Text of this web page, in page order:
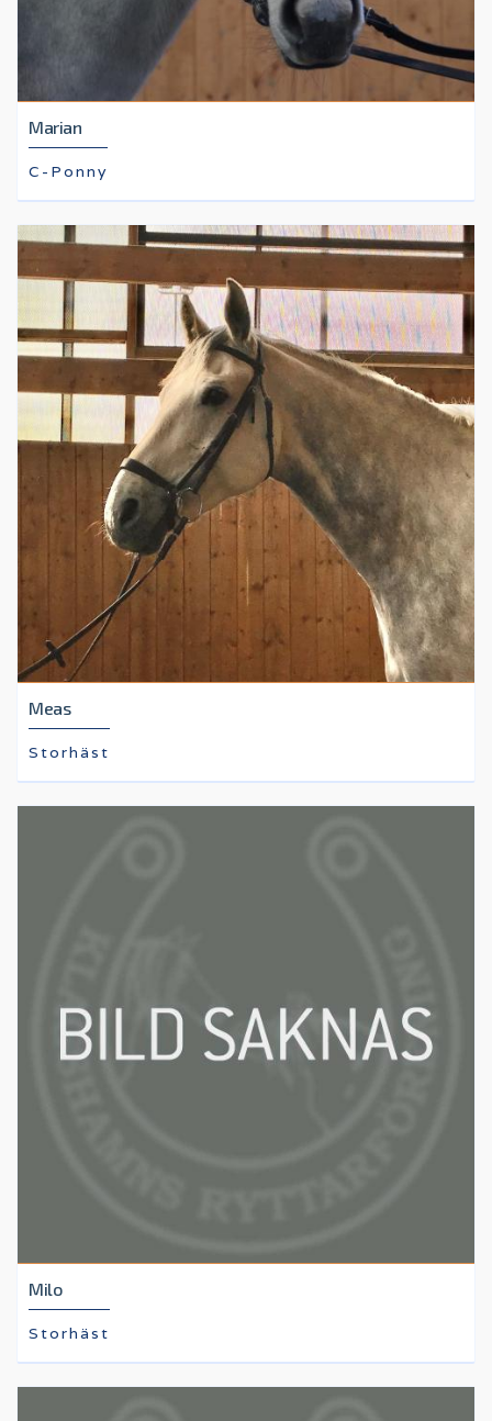
Marian
C-Ponny
Meas
Storhäst
Milo
Storhäst